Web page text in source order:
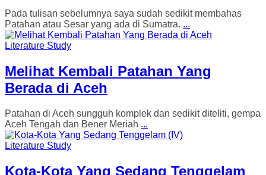
Pada tulisan sebelumnya saya sudah sedikit membahas
Patahan atau Sesar yang ada di Sumatra. ...
Literature Study
Melihat Kembali Patahan Yang
Berada di Aceh
Patahan di Aceh sungguh komplek dan sedikit diteliti, gempa
Aceh Tengah dan Bener Meriah ...
Literature Study
Kota-Kota Yang Sedang Tenggelam